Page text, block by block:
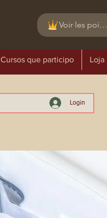
Voir les points
Cursos que participo Loja
Login